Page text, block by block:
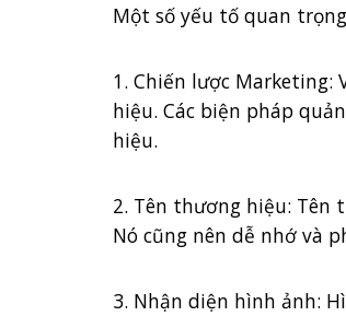
Một số yếu tố quan
1. Chiến lược
hiệu. Các biện pháp
hiệu.
2. Tên thương hiệu: Tên
Nó cũng nên dễ nhớ và
3. Nhận diện hình ảnh: